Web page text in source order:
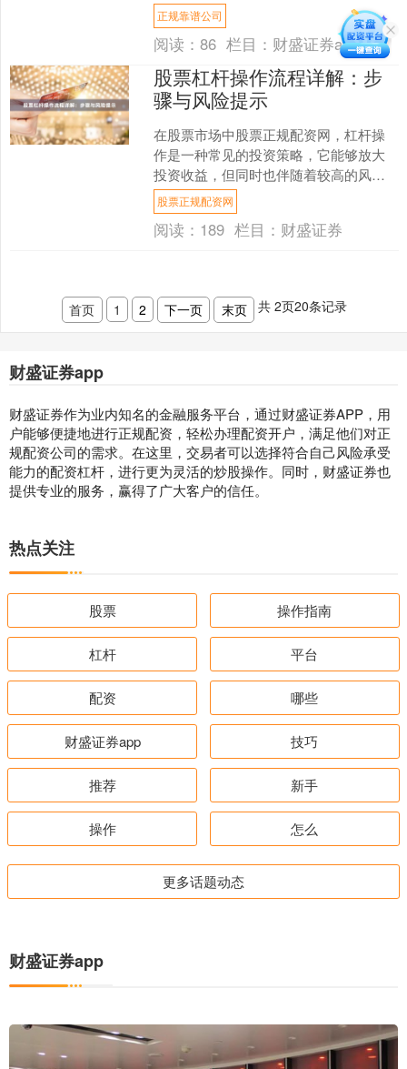
确理解和使用杠杆是提升投资效率的关
键。本文将详细解析杠杆....
正规靠谱公司
阅读：86 栏目： 财盛证券app
股票杠杆操作流程详解：步
骤与风险提示
在股票市场中股票正规配资网，杠杆操
作是一种常见的投资策略，它能够放大
投资收益，但同时也伴随着较高的风
险。本文将详细解析股票杠杆的操作流
程，并提供关键的风险提示，....
股票正规配资网
阅读： 189 栏目： 财盛证券
首页 1 2 下一页 末页 共 2页20条记录
财盛证券app
财盛证券作为业内知名的金融服务平台，通过财盛证券APP，用
户能够便捷地进行正规配资，轻松办理配资开户，满足他们对正
规配资公司的需求。在这里，交易者可以选择符合自己风险承受
能力的配资杠杆，进行更为灵活的炒股操作。同时，财盛证券也
提供专业的服务，赢得了广大客户的信任。
热点关注
股票 操作指南
杠杆 平台
配资 哪些
财盛证券app 技巧
推荐 新手
操作 怎么
更多话题动态
财盛证券app